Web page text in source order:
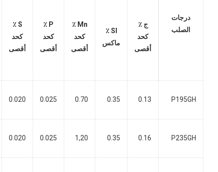
درجات
الصلب
ج ٪
كحد
أقصى
SI ٪
ماكس
Mn ٪
كحد
أقصى
P ٪
كحد
أقصى
S ٪
كحد
أقصى
P195GH
0.13
0.35
0.70
0.025
0.020
P235GH
0.16
0.35
1,20
0.025
0.020